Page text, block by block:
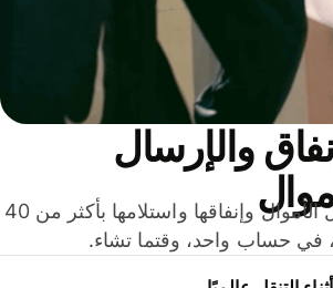
والإرسال
وفّر المال عند إرسال الأموال وإنفاقها واستلامها بأكثر من 40
حساب واحد، وقتما تشاء.